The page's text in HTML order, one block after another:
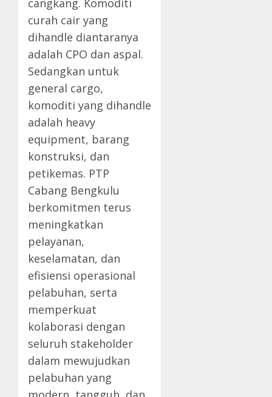
cangkang. Komoditi
curah cair yang
dihandle diantaranya
adalah CPO dan aspal.
Sedangkan untuk
general cargo,
komoditi yang dihandle
adalah heavy
equipment, barang
konstruksi, dan
petikemas. PTP
Cabang Bengkulu
berkomitmen terus
meningkatkan
pelayanan,
keselamatan, dan
efisiensi operasional
pelabuhan, serta
memperkuat
kolaborasi dengan
seluruh stakeholder
dalam mewujudkan
pelabuhan yang